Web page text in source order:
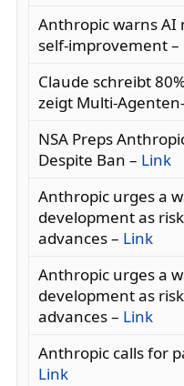
Anthropic warns AI
self-improvement –
Claude schreibt
zeigt Multi-
NSA Preps
Despite Ban – Link
Anthropic urges a
development as
advances – Link
Anthropic urges a
development as
advances – Link
Anthropic calls for
Link